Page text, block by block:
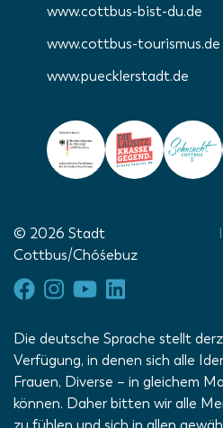
www.cottbus-bist-du.de
www.cottbus-tourismus.de
www.puecklerstadt.de
© 2026 Stadt
Cottbus/Chóśebuz
Die deutsche Sprache stellt
Verfügung, in denen sich alle
Frauen, Diverse – in gleichem
können. Daher bitten wir alle